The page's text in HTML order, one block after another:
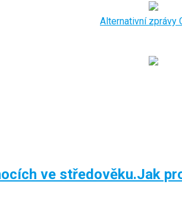
Alternativní zprávy
ve středověku.Jak